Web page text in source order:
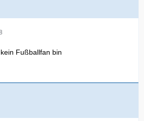
Fußballfan bin